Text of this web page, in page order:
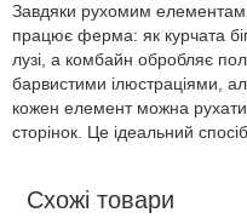
Завдяки рухомим
працює ферма: як курчата
лузі, а комбайн обробляє
барвистими ілюстраціями,
кожен елемент можна
сторінок. Це ідеальний
Схожі товари